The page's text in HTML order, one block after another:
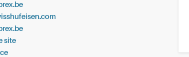
site